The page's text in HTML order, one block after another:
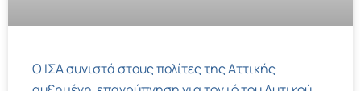
Ο ΙΣΑ συνιστά στους πολίτες της Αττικής